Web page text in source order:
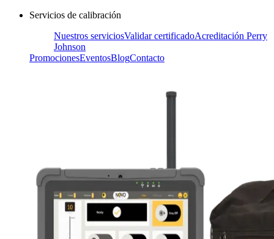
Servicios de calibración
Nuestros serviciosValidar certificadoAcreditación Perry
Johnson
PromocionesEventosBlogContacto